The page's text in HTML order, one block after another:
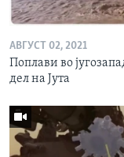
АВГУСТ 02, 2021
Поплави во
дел на Јута